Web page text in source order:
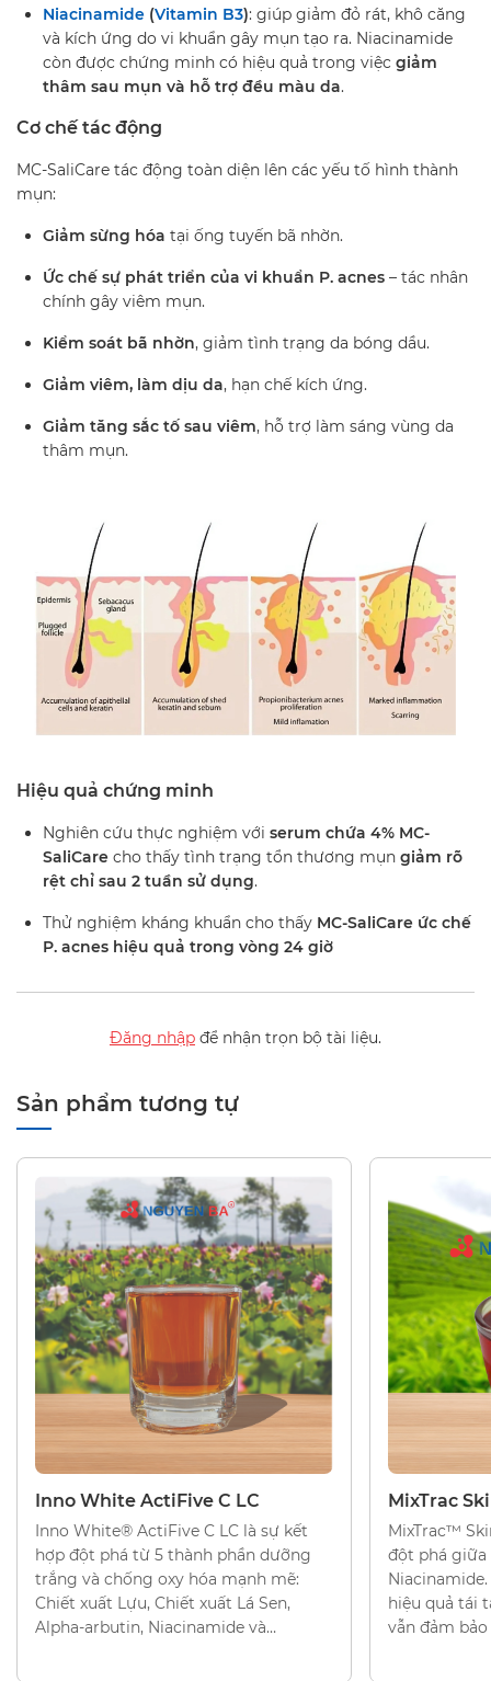
Niacinamide (Vitamin B3): giúp giảm đỏ rát, khô căng
và kích ứng do vi khuẩn gây mụn tạo ra. Niacinamide
còn được chứng minh có hiệu quả trong việc giảm
thâm sau mụn và hỗ trợ đều màu da.
Cơ chế tác động
MC-SaliCare tác động toàn diện lên các yếu tố hình thành
mụn:
Giảm sừng hóa tại ống tuyến bã nhờn.
Ức chế sự phát triển của vi khuẩn P. acnes – tác nhân
chính gây viêm mụn.
Kiểm soát bã nhờn, giảm tình trạng da bóng dầu.
Giảm viêm, làm dịu da, hạn chế kích ứng.
Giảm tăng sắc tố sau viêm, hỗ trợ làm sáng vùng da
thâm mụn.
Hiệu quả chứng minh
Nghiên cứu thực nghiệm với serum chứa 4% MC-
SaliCare cho thấy tình trạng tổn thương mụn giảm rõ
rệt chỉ sau 2 tuần sử dụng.
Thử nghiệm kháng khuẩn cho thấy MC-SaliCare ức chế
P. acnes hiệu quả trong vòng 24 giờ
Đăng nhập để nhận trọn bộ tài liệu.
Sản phẩm tương tự
CHẤT DƯỠNG TRẮNG DA
Inno White ActiFive C LC
Inno White® ActiFive C LC là sự kết
hợp đột phá từ 5 thành phần dưỡng
trắng và chống oxy hóa mạnh mẽ:
Chiết xuất Lựu, Chiết xuất Lá Sen,
Alpha-arbutin, Niacinamide và
CHẤT
MixTrac
MixTrac™
đột phá giữa
hiệu quả tái
vẫn đảm